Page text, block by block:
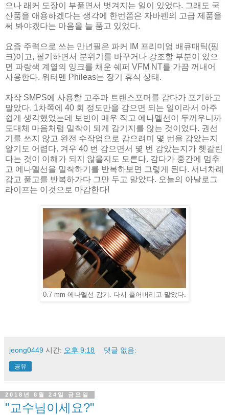
으나 래커 도장이 부풀면서 벗겨지는 일이 있었다. 그래도 국
산품을 애용하겠다는 생각에 한번쯤은 자바펜의 고급 제품을
써 봐야겠다는 마음을 늘 품고 있었다.
요즘 주력으로 쓰는 만년필은 파커 IM 프리미엄 배큐매틱(핑
크)이고, 필기하면서 분위기를 바꾸거나 강조할 부분이 있으
면 파랑색 계열의 잉크를 채운 쉐퍼 VFM NT를 가끔 꺼내어
사용한다. 워터멘 Phileas는 장기 휴식 상태.
자작 SMPS에 사용할 고주파 트랜스포머를 감다가 포기하고
말았다. 1차쪽에 40 회 정도만을 감으면 되는 일이라서 아주
쉽게 생각했었는데 보빈이 매우 작고 에나멜선이 두꺼우니까
도대체 마음처럼 밀착이 되게 감기지를 않는 것이었다. 권선
기를 쓰지 않고 완전 수작업으로 감으려미 몇 번을 감았는지
알기도 어렵다. 겨우 40 번 감으면서 몇 번 감았는지가 헷갈린
다는 것이 이해가 되지 않을지도 모른다. 감다가 중간에 멈추
고 에나멜선을 밀착하기를 반복하보면 그렇게 된다. 서너차례
감고 풀고를 반복하가다 그만 두고 말았다. 오늘의 아날로그
라이프는 이것으로 마감한다!
0.7 mm 에나멜선 감기. 다시 풀어버리고 말았다.
jeong0449 시간: 오후 9:18 댓글 없음:
공유
2018년 8월 24일 금요일
"교수님이세요?"